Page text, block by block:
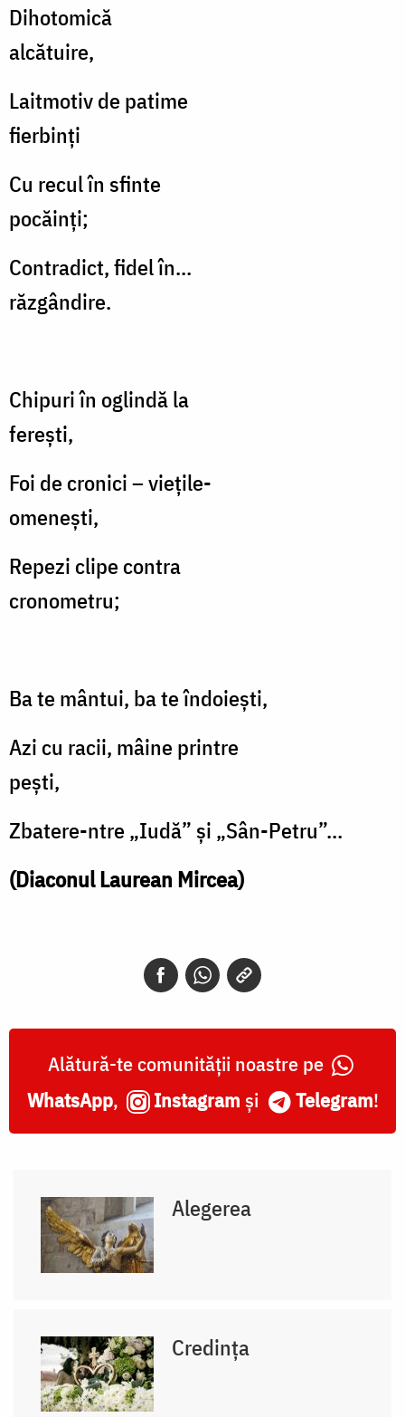
Dihotomică
alcătuire,
Laitmotiv de patime
fierbinţi
Cu recul în sfinte
pocăinţi;
Contradict, fidel în...
răzgândire.
Chipuri în oglindă la
fereşti,
Foi de cronici – vieţile-
omeneşti,
Repezi clipe contra
cronometru;
Ba te mântui, ba te îndoieşti,
Azi cu racii, mâine printre
peşti,
Zbatere-ntre „Iudă” şi „Sân-Petru”...
(Diaconul Laurean Mircea)
Alătură-te comunității noastre pe
WhatsApp, Instagram și Telegram!
Alegerea
Credința